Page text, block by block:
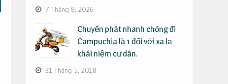
7 Tháng 8, 2026
Chuyển phát nhanh chóng đi
Campuchia là 1 đối với xa lạ
khái niệm cư dân.
31 Tháng 5, 2018